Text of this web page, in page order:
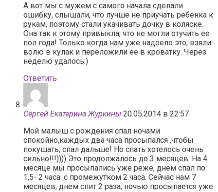
А вот мы с мужем с самого начала сделали
ошибку, слышали, что лучше не приучать ребенка к
рукам, поэтому стали укачивать дочку в коляске.
Она так к этому привыкла, что не могли отучить ее
пол года! Только когда нам уже надоело это, взяли
волю в кулак и переложили ее в кроватку. Через
неделю удалось:)
Ответить
Сергей Екатерина Журкины 20.05.2014 в 22:57
Мой малыш с рождения спал ночами
спокойно,каждых два часа просыпался ,чтобы
покушать, спал дальше! Но спать хотелось очень
сильно!!!)))) Это продолжалось до 3 месяцев. На 4
месяце мы просыпались уже реже, днем спал по
1,5- 2 часа. с промежутком 2 часа. Сейчас нам 7
месяцев, днем спит 2 раза, ночью просыпается уже